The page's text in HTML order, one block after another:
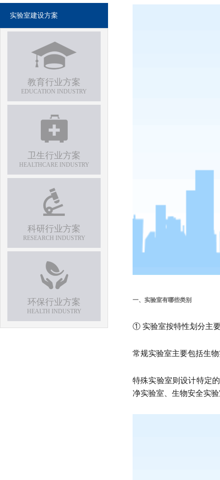
实验室建设方案
教育行业方案
EDUCATION INDUSTRY
卫生行业方案
HEALTHCARE INDUSTRY
科研行业方案
RESEARCH INDUSTRY
环保行业方案
HEALTH INDUSTRY
一、实验室有哪些类别
① 实验室按特性划分主
常规实验室主要包括生
特殊实验室则设计特定
净实验室、生物安全实